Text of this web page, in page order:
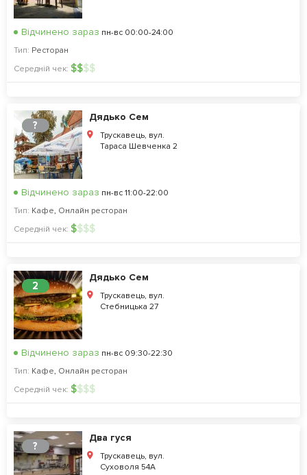
Відчинено зараз пн-вс 00:00-24:00
Тип: Ресторан
Середній чек: $$$$
?
Дядько Сем
Трускавець, вул.
Тараса Шевченка 2
Відчинено зараз пн-вс 11:00-22:00
Тип: Кафе, Онлайн ресторан
Середній чек: $$$$
2
Дядько Сем
Трускавець, вул.
Стебницька 27
Відчинено зараз пн-вс 09:30-22:30
Тип: Кафе, Онлайн ресторан
Середній чек: $$$$
?
Два гуся
Трускавець, вул.
Суховоля 54А